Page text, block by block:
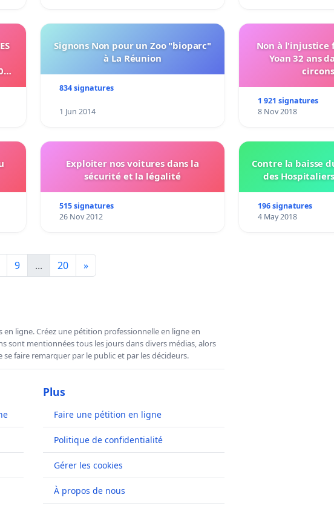
Signons Non pour un Zoo "bioparc"
à La Réunion
834 signatures
1 Jun 2014
Non à l'injustice
Yoan 32 ans
1 921 signatures
8 Nov 2018
Exploiter nos voitures dans la
sécurité et la légalité
515 signatures
26 Nov 2012
Contre la baisse
des
196 signatures
4 May 2018
9 ... 20 »
ligne. Créez une pétition professionnelle en ligne en
sont mentionnées tous les jours dans divers médias, alors
faire remarquer par le public et par les décideurs.
Plus
Faire une pétition en ligne
Politique de confidentialité
Gérer les cookies
À propos de nous